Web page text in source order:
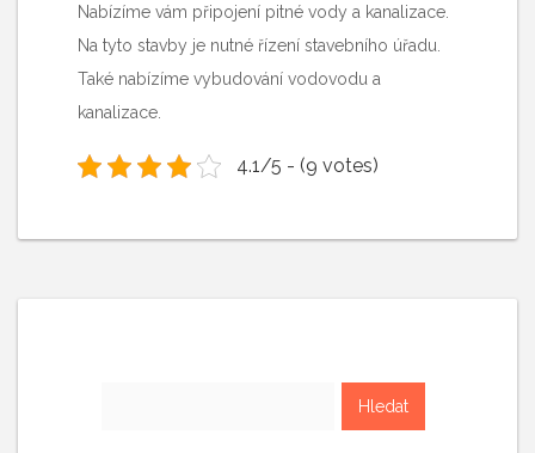
Nabízíme vám připojení pitné vody a kanalizace.
Na tyto stavby je nutné řízení stavebního úřadu.
Také nabízíme vybudování vodovodu a
kanalizace.
4.1/5 - (9 votes)